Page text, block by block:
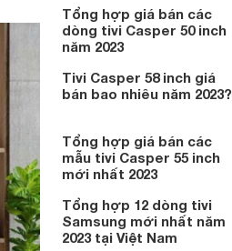
Tổng hợp giá bán các
dòng tivi Casper 50 inch
năm 2023
Tivi Casper 58 inch giá
bán bao nhiêu năm 2023?
Tổng hợp giá bán các
mẫu tivi Casper 55 inch
mới nhất 2023
Tổng hợp 12 dòng tivi
Samsung mới nhất năm
2023 tại Việt Nam